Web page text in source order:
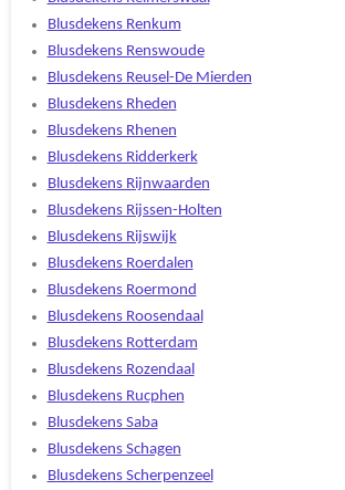
Blusdekens Renkum
Blusdekens Renswoude
Blusdekens Reusel-De Mierden
Blusdekens Rheden
Blusdekens Rhenen
Blusdekens Ridderkerk
Blusdekens Rijnwaarden
Blusdekens Rijssen-Holten
Blusdekens Rijswijk
Blusdekens Roerdalen
Blusdekens Roermond
Blusdekens Roosendaal
Blusdekens Rotterdam
Blusdekens Rozendaal
Blusdekens Rucphen
Blusdekens Saba
Blusdekens Schagen
Blusdekens Scherpenzeel